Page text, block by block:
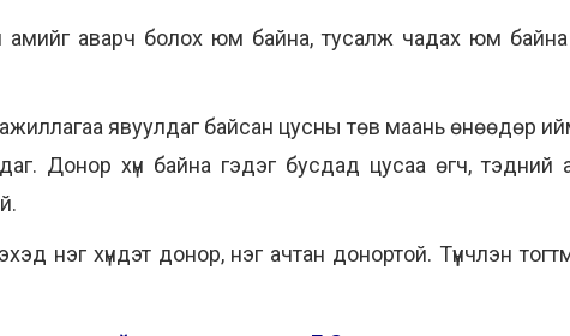
амийг аварч болох юм байна, тусалж чадах юм
ажиллагаа явуулдаг байсан цусны төв маань өнөөдөр
Донор хүн байна гэдэг бусдад цусаа өгч, тэдний
нэг хүндэт донор, нэг ачтан донортой. Түүнчлэн